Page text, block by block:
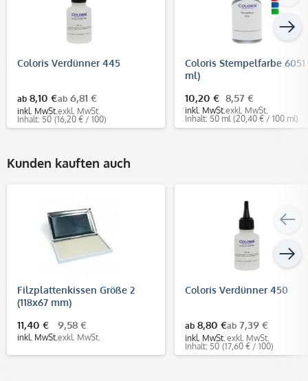
Coloris Verdünner 445
ab 8,10 €
inkl. MwSt.
ab 6,81 €
exkl. MwSt.
Inhalt: 50 (16,20 € / 100)
Coloris Stempelfarbe 6051
ml)
10,20 €
inkl. MwSt.
8,57 €
exkl. MwSt.
Inhalt: 50 ml (20,40 € / 100 ml)
Kunden kauften auch
Filzplattenkissen Größe 2
(118x67 mm)
11,40 €
inkl. MwSt.
9,58 €
exkl. MwSt.
Coloris Verdünner 450
ab 8,80 €
inkl. MwSt.
ab 7,39 €
exkl. MwSt.
Inhalt: 50 (17,60 € / 100)